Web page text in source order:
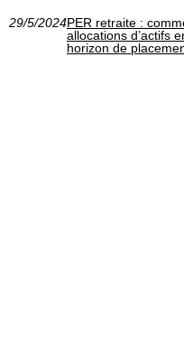
29/5/2024PER retraite :
allocations d’actifs
horizon de